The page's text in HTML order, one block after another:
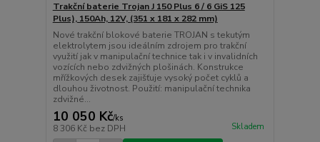
Trakční baterie Trojan J 150 Plus 6 / 6 GiS 125
Plus), 150Ah, 12V, (351 x 181 x 282 mm)
Nové trakční blokové baterie TROJAN s tekutým
elektrolytem jsou ideálním zdrojem pro trakční
využití jak v manipulační technice tak i v invalidních
vozících nebo zdvižných plošinách. Konstrukce
mřížkových desek zajišťuje vysoký počet cyklů a
dlouhou životnost. Použití: manipulační technika
zdvižné...
10 050 Kč/ks
8 306 Kč bez DPH Skladem